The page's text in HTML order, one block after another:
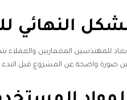
للمهندسين المعماريين والعملاء
صورة واضحة عن المشروع قبل البدء